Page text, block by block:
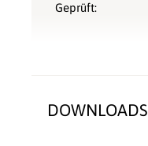
Geprüft:
direkt:
DOWNLOADS